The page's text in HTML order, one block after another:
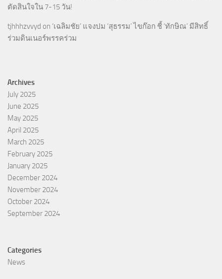
ตัดสินใจใน 7-15 วัน!
tjhhhzvvyd on ‘เฉลิมชัย’ แจงปม ‘สุธรรม’ ไขก๊อก ชี้ ‘ทักษิณ’ มีสิทธิ์
ร่วมดินเนอร์พรรคร่วม
Archives
July 2025
June 2025
May 2025
April 2025
March 2025
February 2025
January 2025
December 2024
November 2024
October 2024
September 2024
Categories
News